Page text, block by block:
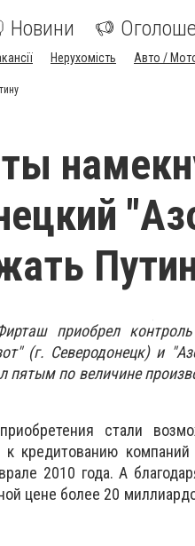
Новини
Нерухомість Авто /
приобрел
(г. Северодонецк) и
пятым по величине
стали
к кредитованию
2010 года. А
цене более 20